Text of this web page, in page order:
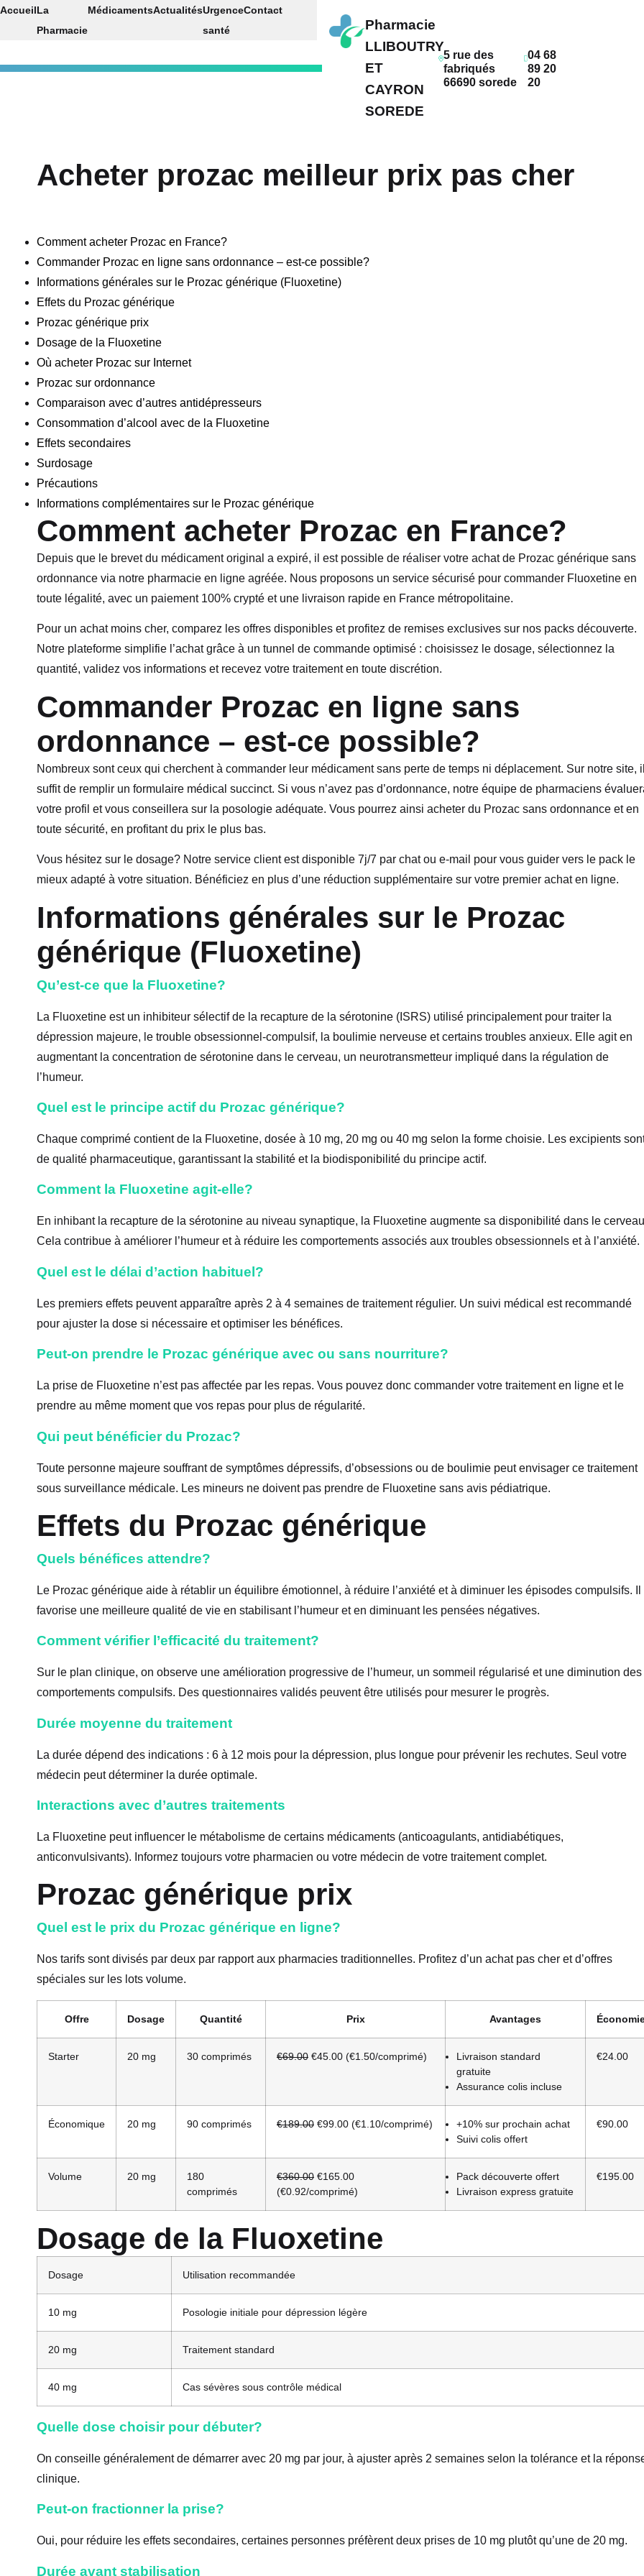
Pharmacie
LLIBOUTRY
ET
CAYRON
SOREDE
5 rue des
fabriqués
66690 sorede
04 68
89 20
20
AccueilLa
Pharmacie
MédicamentsActualitésUrgence
santé
Contact
Acheter prozac meilleur prix pas cher
Comment acheter Prozac en France?
Commander Prozac en ligne sans ordonnance – est-ce possible?
Informations générales sur le Prozac générique (Fluoxetine)
Effets du Prozac générique
Prozac générique prix
Dosage de la Fluoxetine
Où acheter Prozac sur Internet
Prozac sur ordonnance
Comparaison avec d’autres antidépresseurs
Consommation d’alcool avec de la Fluoxetine
Effets secondaires
Surdosage
Précautions
Informations complémentaires sur le Prozac générique
Comment acheter Prozac en France?
Depuis que le brevet du médicament original a expiré, il est possible de réaliser votre achat de Prozac générique sans
ordonnance via notre pharmacie en ligne agréée. Nous proposons un service sécurisé pour commander Fluoxetine en
toute légalité, avec un paiement 100% crypté et une livraison rapide en France métropolitaine.
Pour un achat moins cher, comparez les offres disponibles et profitez de remises exclusives sur nos packs découverte.
Notre plateforme simplifie l’achat grâce à un tunnel de commande optimisé : choisissez le dosage, sélectionnez la
quantité, validez vos informations et recevez votre traitement en toute discrétion.
Commander Prozac en ligne sans
ordonnance – est-ce possible?
Nombreux sont ceux qui cherchent à commander leur médicament sans perte de temps ni déplacement. Sur notre site,
suffit de remplir un formulaire médical succinct. Si vous n’avez pas d’ordonnance, notre équipe de pharmaciens
votre profil et vous conseillera sur la posologie adéquate. Vous pourrez ainsi acheter du Prozac sans ordonnance et en
toute sécurité, en profitant du prix le plus bas.
Vous hésitez sur le dosage? Notre service client est disponible 7j/7 par chat ou e-mail pour vous guider vers le pack le
mieux adapté à votre situation. Bénéficiez en plus d’une réduction supplémentaire sur votre premier achat en ligne.
Informations générales sur le Prozac
générique (Fluoxetine)
Qu’est-ce que la Fluoxetine?
La Fluoxetine est un inhibiteur sélectif de la recapture de la sérotonine (ISRS) utilisé principalement pour traiter la
dépression majeure, le trouble obsessionnel-compulsif, la boulimie nerveuse et certains troubles anxieux. Elle agit en
augmentant la concentration de sérotonine dans le cerveau, un neurotransmetteur impliqué dans la régulation de
l’humeur.
Quel est le principe actif du Prozac générique?
Chaque comprimé contient de la Fluoxetine, dosée à 10 mg, 20 mg ou 40 mg selon la forme choisie. Les excipients
de qualité pharmaceutique, garantissant la stabilité et la biodisponibilité du principe actif.
Comment la Fluoxetine agit-elle?
En inhibant la recapture de la sérotonine au niveau synaptique, la Fluoxetine augmente sa disponibilité dans le
Cela contribue à améliorer l’humeur et à réduire les comportements associés aux troubles obsessionnels et à l’anxiété.
Quel est le délai d’action habituel?
Les premiers effets peuvent apparaître après 2 à 4 semaines de traitement régulier. Un suivi médical est recommandé
pour ajuster la dose si nécessaire et optimiser les bénéfices.
Peut-on prendre le Prozac générique avec ou sans nourriture?
La prise de Fluoxetine n’est pas affectée par les repas. Vous pouvez donc commander votre traitement en ligne et le
prendre au même moment que vos repas pour plus de régularité.
Qui peut bénéficier du Prozac?
Toute personne majeure souffrant de symptômes dépressifs, d’obsessions ou de boulimie peut envisager ce traitement
sous surveillance médicale. Les mineurs ne doivent pas prendre de Fluoxetine sans avis pédiatrique.
Effets du Prozac générique
Quels bénéfices attendre?
Le Prozac générique aide à rétablir un équilibre émotionnel, à réduire l’anxiété et à diminuer les épisodes compulsifs. Il
favorise une meilleure qualité de vie en stabilisant l’humeur et en diminuant les pensées négatives.
Comment vérifier l’efficacité du traitement?
Sur le plan clinique, on observe une amélioration progressive de l’humeur, un sommeil régularisé et une diminution des
comportements compulsifs. Des questionnaires validés peuvent être utilisés pour mesurer le progrès.
Durée moyenne du traitement
La durée dépend des indications : 6 à 12 mois pour la dépression, plus longue pour prévenir les rechutes. Seul votre
médecin peut déterminer la durée optimale.
Interactions avec d’autres traitements
La Fluoxetine peut influencer le métabolisme de certains médicaments (anticoagulants, antidiabétiques,
anticonvulsivants). Informez toujours votre pharmacien ou votre médecin de votre traitement complet.
Prozac générique prix
Quel est le prix du Prozac générique en ligne?
Nos tarifs sont divisés par deux par rapport aux pharmacies traditionnelles. Profitez d’un achat pas cher et d’offres
spéciales sur les lots volume.
Offre Dosage Quantité Prix Avantages
Starter 20 mg 30 comprimés €69.00 €45.00 (€1.50/comprimé)
Livraison standard
gratuite
Assurance colis incluse
€24.00
Économique 20 mg 90 comprimés €189.00 €99.00 (€1.10/comprimé)
+10% sur prochain achat
Suivi colis offert
€90.00
Volume 20 mg
180
comprimés
€360.00 €165.00
(€0.92/comprimé)
Pack découverte offert
Livraison express gratuite
€195.00
Dosage de la Fluoxetine
Dosage Utilisation recommandée
10 mg Posologie initiale pour dépression légère
20 mg Traitement standard
40 mg Cas sévères sous contrôle médical
Quelle dose choisir pour débuter?
On conseille généralement de démarrer avec 20 mg par jour, à ajuster après 2 semaines selon la tolérance et la
clinique.
Peut-on fractionner la prise?
Oui, pour réduire les effets secondaires, certaines personnes préfèrent deux prises de 10 mg plutôt qu’une de 20 mg.
Durée avant stabilisation